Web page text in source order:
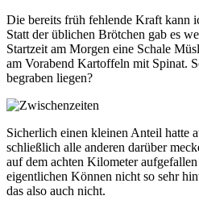
Die bereits früh fehlende Kraft kann
Statt der üblichen Brötchen gab es
Startzeit am Morgen eine Schale
am Vorabend Kartoffeln mit Spinat.
begraben liegen?
Sicherlich einen kleinen Anteil hatte
schließlich alle anderen darüber
auf dem achten Kilometer
eigentlichen Können nicht so sehr
das also auch nicht.